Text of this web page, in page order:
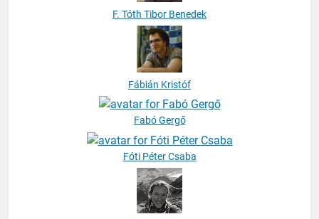
F. Tóth Tibor Benedek
Fábián Kristóf
Fabó Gergő
Fóti Péter Csaba